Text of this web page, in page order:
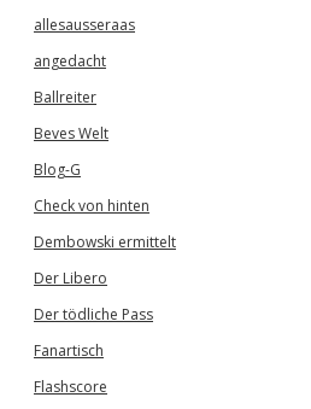
allesausseraas
angedacht
Ballreiter
Beves Welt
Blog-G
Check von hinten
Dembowski ermittelt
Der Libero
Der tödliche Pass
Fanartisch
Flashscore